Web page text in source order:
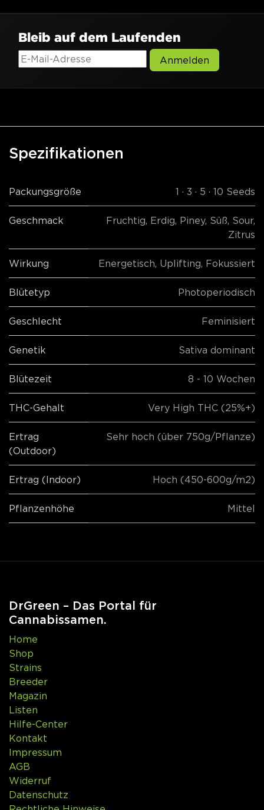
Bleib auf dem Laufenden
Anmelden
Spezifikationen
Packungsgröße 1 · 3 · 5 · 10 Seeds
Geschmack Fruchtig, Erdig, Piney, Süß, Sour,
Zitrus
Wirkung Energetisch, Uplifting, Fokussiert
Blütetyp Photoperiodisch
Geschlecht Feminisiert
Genetik Sativa dominant
Blütezeit 8 - 10 Wochen
THC-Gehalt Very High THC (25%+)
Ertrag
(Outdoor)
Sehr hoch (über 750g/Pflanze)
Ertrag (Indoor) Hoch (450-600g/m2)
Pflanzenhöhe Mittel
DrGreen – Das Portal für
Cannabissamen.
Home
Shop
Strains
Breeder
Magazin
Listen
Hilfe-Center
Kontakt
Impressum
AGB
Widerruf
Datenschutz